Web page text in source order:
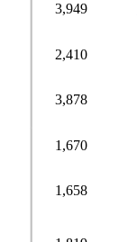
3,949
2,410
3,878
1,670
1,658